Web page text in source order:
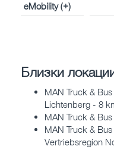
eMobility (+)
Близки
MAN Truck &
Lichtenberg - 8
MAN Truck &
MAN Truck &
Vertriebsregion